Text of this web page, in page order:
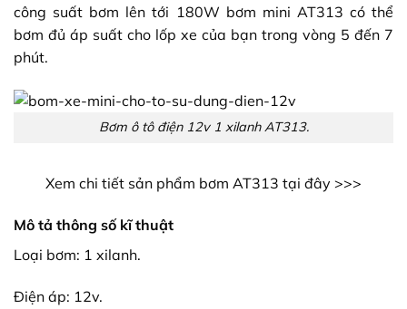
công suất bơm lên tới 180W bơm mini AT313 có thể
bơm đủ áp suất cho lốp xe của bạn trong vòng 5 đến 7
phút.
Bơm ô tô điện 12v 1 xilanh AT313.
Xem chi tiết sản phẩm bơm AT313 tại đây >>>
Mô tả thông số kĩ thuật
Loại bơm: 1 xilanh.
Điện áp: 12v.